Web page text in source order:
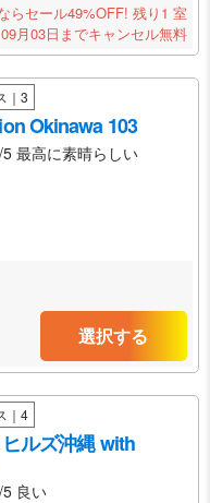
らセール49%OFF! 残り1 室
09月03日までキャンセル無料
｜3
Okinawa 103
最高に素晴らしい
選択する
｜4
ルズ沖縄 with
良い